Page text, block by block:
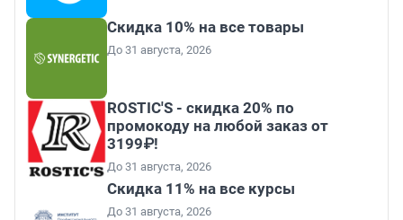
Скидка 10% на все товары
До 31 августа, 2026
ROSTIC'S - скидка 20% по
промокоду на любой заказ от
3199₽!
До 31 августа, 2026
Скидка 11% на все курсы
До 31 августа, 2026